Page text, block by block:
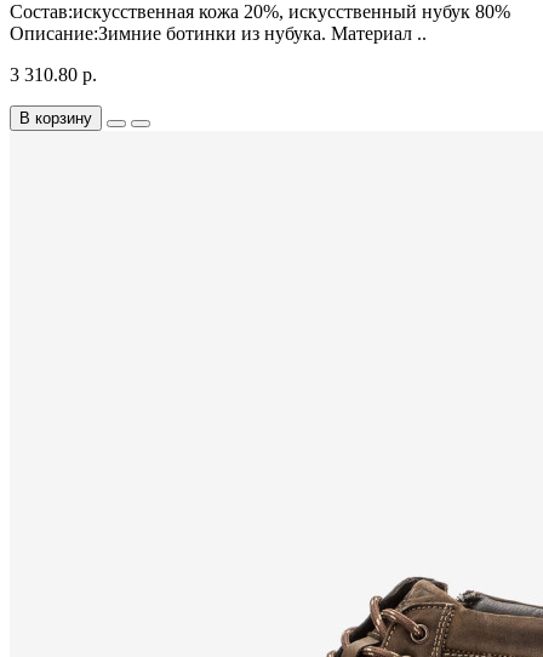
Состав:искусственная кожа 20%, искусственный нубук 80%
Описание:Зимние ботинки из нубука. Материал ..
3 310.80 р.
В корзину